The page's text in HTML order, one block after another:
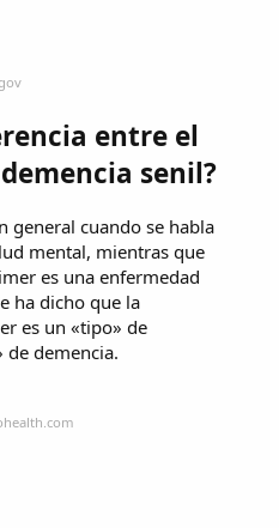
entre el
senil?
general cuando se habla
mental, mientras que
es una enfermedad
ha dicho que la
es un «tipo» de
de demencia.